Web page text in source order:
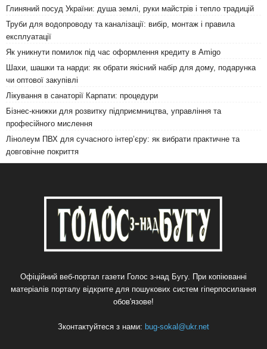
Глиняний посуд України: душа землі, руки майстрів і тепло традицій
Труби для водопроводу та каналізації: вибір, монтаж і правила
експлуатації
Як уникнути помилок під час оформлення кредиту в Amigo
Шахи, шашки та нарди: як обрати якісний набір для дому, подарунка
чи оптової закупівлі
Лікування в санаторії Карпати: процедури
Бізнес-книжки для розвитку підприємництва, управління та
професійного мислення
Лінолеум ПВХ для сучасного інтер’єру: як вибрати практичне та
довговічне покриття
Офіційний веб-портал газети Голос з-над Бугу. При копіюванні
матеріалів порталу відкрите для пошукових систем гіперпосилання
обов'язове!
Зконтактуйтеся з нами: bug-sokal@ukr.net